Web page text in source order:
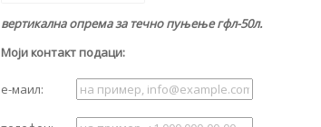
вертикална опрема за течно пуњење гфл-50л.
Моји контакт подаци:
е-маил: